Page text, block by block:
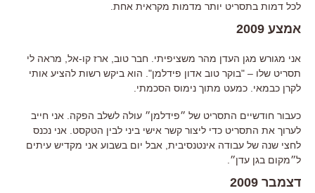
לכל דמות בתסריט יותר מדמות מקראית אחת.
אמצע 2009
אני מגורש מגן העדן מהר משציפיתי. חבר טוב, ארז קו-אל, מראה לי
תסריט שלו – "בוקר טוב אדון פידלמן". הוא ביקש רשות להציע אותי
לקרן כבמאי. כמעט מתוך נימוס הסכמתי.
כעבור חודשיים התסריט של ״פידלמן״ עולה לשלב הפקה. אני חייב
לערוך את התסריט כדי ליצור קשר אישי ביני לבין הטקסט. אני נכנס
לחצי שנה של עבודה אינטנסיבית, אבל יום בשבוע אני מקדיש עיתים
ל״מקום בגן עדן״.
דצמבר 2009